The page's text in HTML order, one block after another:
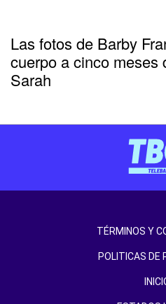
Las fotos de Barby
cuerpo a cinco meses
Sarah
TÉRMINOS Y
POLITICAS DE